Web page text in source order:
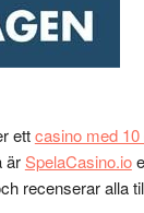
ettcasino med
ärSpelaCasino.io
recenserar alla